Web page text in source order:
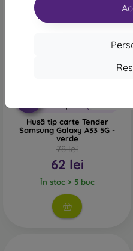
Husă tip carte Tender
Samsung Galaxy A33 5G -
verde
78 lei
62 lei
În stoc > 5 buc